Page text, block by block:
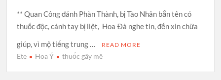
** Quan Công đánh Phàn Thành, bị Tào Nhân bắn tên có
thuốc độc, cánh tay bị liệt, Hoa Ðà nghe tin, đến xin chữa
giúp, vì mộ tiếng trung …
READ MORE
Ete Hoa Ý thuốc gây mê